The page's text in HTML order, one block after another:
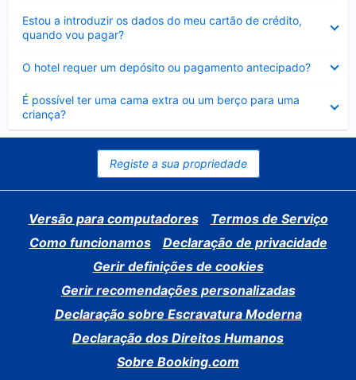
Estou a introduzir os dados do meu cartão de crédito,
quando vou pagar?
fechado
O hotel requer um depósito ou pagamento antecipado?
fechado
É possível ter uma cama extra ou um berço para uma
criança?
Elemento
fechado
Registe a sua propriedade
Versão para computadores
Termos de Serviço
Como funcionamos
Declaração de privacidade
Gerir definições de cookies
Gerir recomendações personalizadas
Declaração sobre Escravatura Moderna
Declaração dos Direitos Humanos
Sobre Booking.com